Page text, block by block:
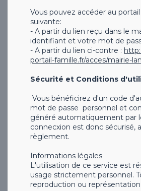
Vous pouvez accéder au
suivante:
- A partir du lien reçu dans le
identifiant et votre mot de
- A partir du lien ci-contre :
portail-famille.fr/acces/mairie-
Sécurité et Conditions
Vous bénéficirez d'un code
mot de passe personnel et
généré automatiquement par
connecxion est donc sécurisé,
règlement.
Informations légales
L'utilisation de ce service est
usage strictement personnel.
reproduction ou